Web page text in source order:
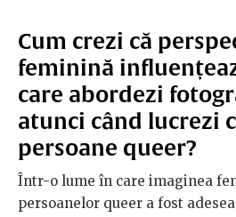
Cum crezi că
feminină
care abordezi
atunci când lucrezi
persoane queer?
Într-o lume în care imaginea
persoanelor queer a fost